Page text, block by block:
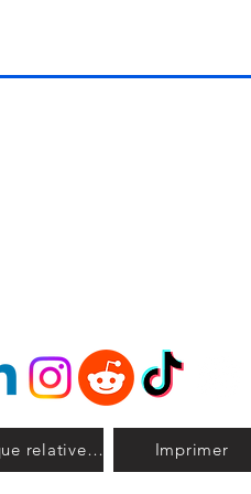
Politique relative aux cookies Imprimer